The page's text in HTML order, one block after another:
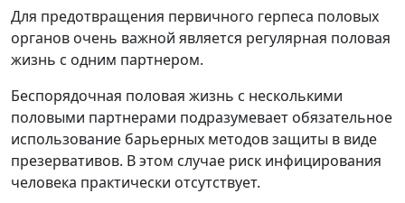
Для предотвращения первичного герпеса половых
органов очень важной является регулярная половая
жизнь с одним партнером.
Беспорядочная половая жизнь с несколькими
половыми партнерами подразумевает обязательное
использование барьерных методов защиты в виде
презервативов. В этом случае риск инфицирования
человека практически отсутствует.